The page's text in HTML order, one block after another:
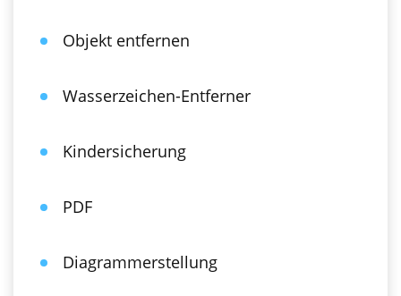
Objekt entfernen
Wasserzeichen-Entferner
Kindersicherung
PDF
Diagrammerstellung